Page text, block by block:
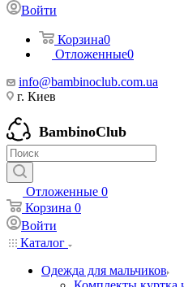
Войти
Корзина0
Отложенные0
info@bambinoclub.com.ua
г. Киев
BambinoClub
Отложенные 0
Корзина 0
Войти
Каталог
Одежда для мальчиков